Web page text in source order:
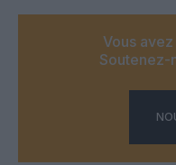
Vous
Soutenez-